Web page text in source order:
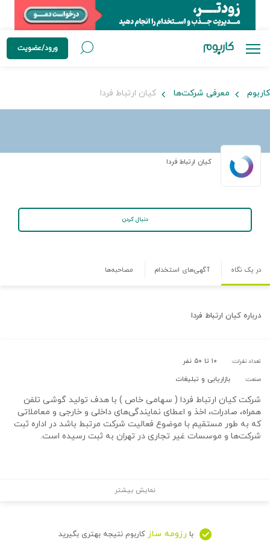
ورود/عضویت
کاربوم معرفی شرکت‌ها کیان ارتباط فردا
کیان ارتباط فردا
دنبال کردن
در یک نگاه آگهی‌های استخدام مصاحبه‌ها
درباره کیان ارتباط فردا
تعداد نفرات: ۱۰ تا ۵۰ نفر
صنعت: بازاریابی و تبلیغات
شرکت کیان ارتباط فردا ( سهامی خاص ) با هدف تولید گوشی تلفن
همراه، صادرات، اخذ و اعطای نمایندگی‌های داخلی و خارجی و معاملاتی
که به طور مستقیم با موضوع فعالیت شرکت مرتبط باشد در اداره ثبت
شرکت‌ها و موسسات غیر تجاری در تهران به ثبت رسیده است.
نمایش بیشتر
با رزومه ساز کاربوم نتیجه بهتری بگیرید